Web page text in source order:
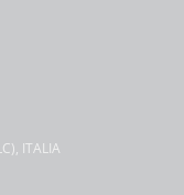
ITALIA